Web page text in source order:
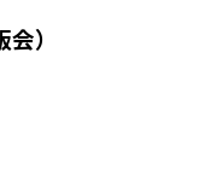
）